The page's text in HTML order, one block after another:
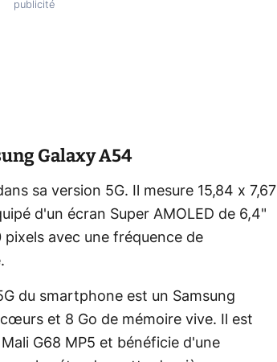
Galaxy A54
sa version 5G. Il mesure 15,84 x 7,67
d'un écran Super AMOLED de 6,4"
avec une fréquence de
du smartphone est un Samsung
et 8 Go de mémoire vive. Il est
G68 MP5 et bénéficie d'une